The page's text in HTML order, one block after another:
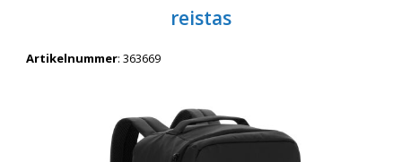
reistas
Artikelnummer: 363669